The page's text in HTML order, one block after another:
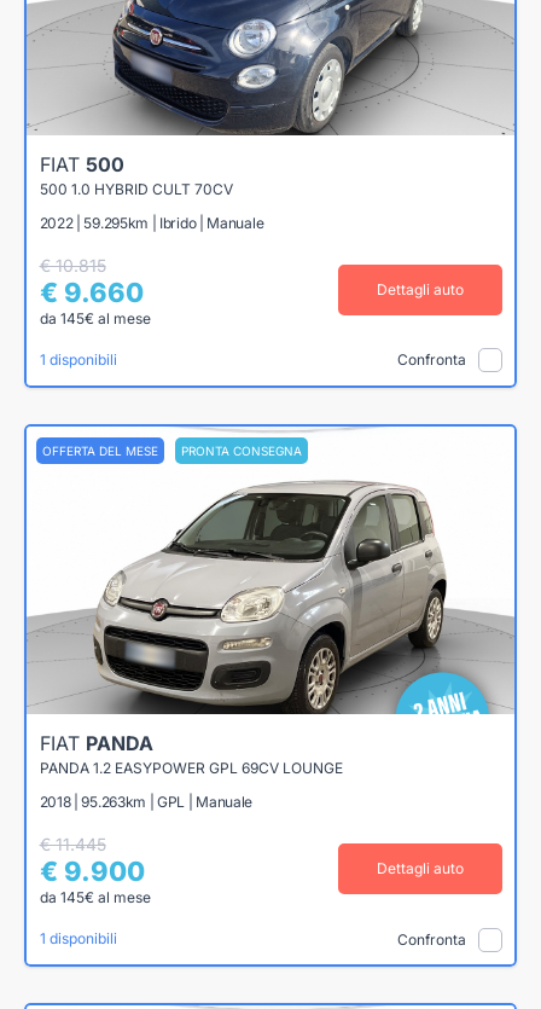
FIAT 500
500 1.0 HYBRID CULT 70CV
2022 | 59.295km | Ibrido | Manuale
€ 10.815
€ 9.660
da 145€ al mese
Dettagli auto
1 disponibili Confronta
OFFERTA DEL MESE PRONTA CONSEGNA
FIAT PANDA
PANDA 1.2 EASYPOWER GPL 69CV LOUNGE
2018 | 95.263km | GPL | Manuale
€ 11.445
€ 9.900
da 145€ al mese
Dettagli auto
1 disponibili Confronta